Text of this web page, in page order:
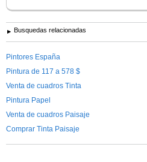
Busquedas relacionadas
Pintores España
Pintura de 117 a 578 $
Venta de cuadros Tinta
Pintura Papel
Venta de cuadros Paisaje
Comprar Tinta Paisaje